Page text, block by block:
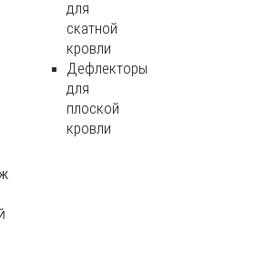
для
скатной
кровли
Дефлекторы
для
плоской
кровли